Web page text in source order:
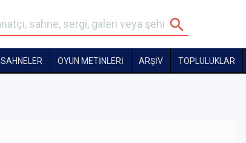
SAHNELER OYUN METİNLERİ ARŞİV TOPLULUKLAR